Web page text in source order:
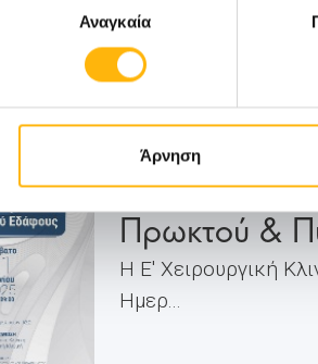
συγκατάθεσηςΑναγκαία
Άρνηση
ΓΕΝΙΚΗ ΚΛΙΝΙΚΗ
ΙΑΣΩ Γενική
Πρωκτού &
Η Ε' Χειρουργική
Ημερ...